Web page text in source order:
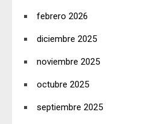
febrero 2026
diciembre 2025
noviembre 2025
octubre 2025
septiembre 2025